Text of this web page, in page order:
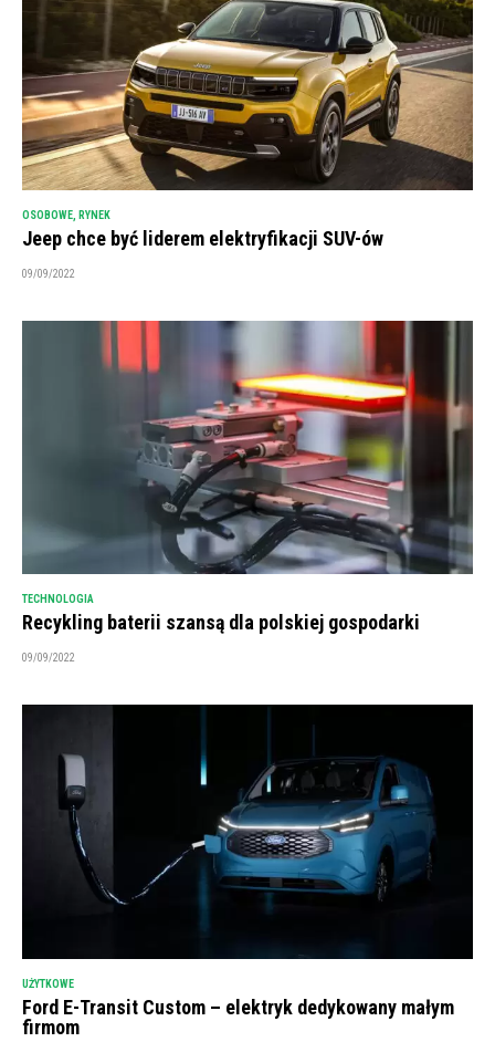
OSOBOWE RYNEK
Jeep chce być liderem elektryfikacji SUV-ów
09/09/2022
TECHNOLOGIA
Recykling baterii szansą dla polskiej gospodarki
09/09/2022
UŻYTKOWE
Ford E-Transit Custom – elektryk dedykowany małym
firmom